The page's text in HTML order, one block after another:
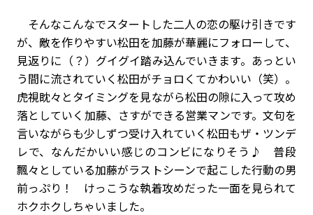
そんなこんなでスタートした二人の恋の駆け引きです
が、敵を作りやすい松田を加藤が華麗にフォローして、
見返りに（？）グイグイ踏み込んでいきます。あっとい
う間に流されていく松田がチョロくてかわいい（笑）。
虎視眈々とタイミングを見ながら松田の隙に入って攻め
落としていく加藤、さすができる営業マンです。文句を
言いながらも少しずつ受け入れていく松田もザ・ツンデ
レで、なんだかいい感じのコンビになりそう♪ 普段
飄々としている加藤がラストシーンで起こした行動の男
前っぷり！ けっこうな執着攻めだった一面を見られて
ホクホクしちゃいました。